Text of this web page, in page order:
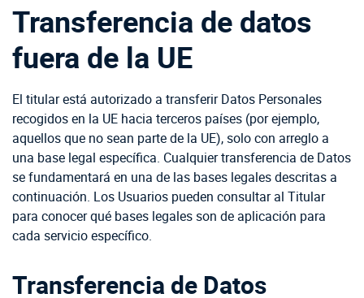
Transferencia de datos
fuera de la UE
El titular está autorizado a transferir Datos Personales
recogidos en la UE hacia terceros países (por ejemplo,
aquellos que no sean parte de la UE), solo con arreglo a
una base legal específica. Cualquier transferencia de Datos
se fundamentará en una de las bases legales descritas a
continuación. Los Usuarios pueden consultar al Titular
para conocer qué bases legales son de aplicación para
cada servicio específico.
Transferencia de Datos